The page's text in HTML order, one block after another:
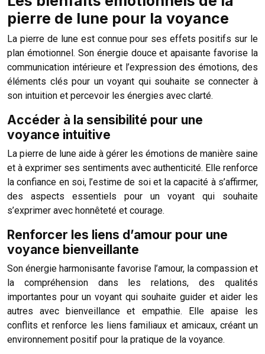
pierre de lune pour la voyance
La pierre de lune est connue pour ses effets positifs sur le
plan émotionnel. Son énergie douce et apaisante favorise la
communication intérieure et l’expression des émotions, des
éléments clés pour un voyant qui souhaite se connecter à
son intuition et percevoir les énergies avec clarté.
Accéder à la sensibilité pour une
voyance intuitive
La pierre de lune aide à gérer les émotions de manière saine
et à exprimer ses sentiments avec authenticité. Elle renforce
la confiance en soi, l’estime de soi et la capacité à s’affirmer,
des aspects essentiels pour un voyant qui souhaite
s’exprimer avec honnêteté et courage.
Renforcer les liens d’amour pour une
voyance bienveillante
Son énergie harmonisante favorise l’amour, la compassion et
la compréhension dans les relations, des qualités
importantes pour un voyant qui souhaite guider et aider les
autres avec bienveillance et empathie. Elle apaise les
conflits et renforce les liens familiaux et amicaux, créant un
environnement positif pour la pratique de la voyance.